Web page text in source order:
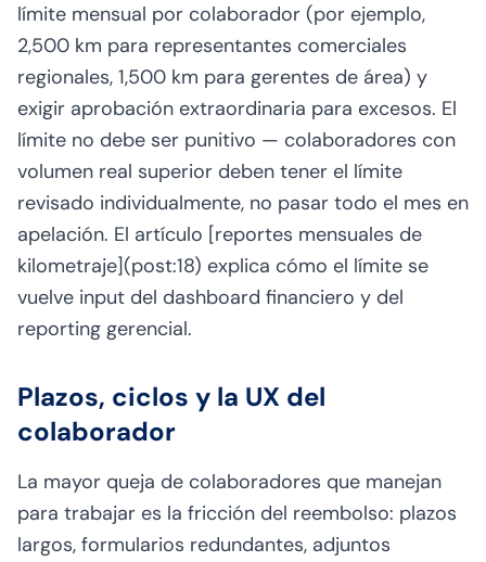
límite mensual por colaborador (por ejemplo,
2,500 km para representantes comerciales
regionales, 1,500 km para gerentes de área) y
exigir aprobación extraordinaria para excesos. El
límite no debe ser punitivo — colaboradores con
volumen real superior deben tener el límite
revisado individualmente, no pasar todo el mes en
apelación. El artículo [reportes mensuales de
kilometraje](post:18) explica cómo el límite se
vuelve input del dashboard financiero y del
reporting gerencial.
Plazos, ciclos y la UX del
colaborador
La mayor queja de colaboradores que manejan
para trabajar es la fricción del reembolso: plazos
largos, formularios redundantes, adjuntos